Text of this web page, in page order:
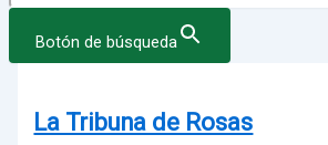
Botón de búsqueda
La Tribuna de Rosas